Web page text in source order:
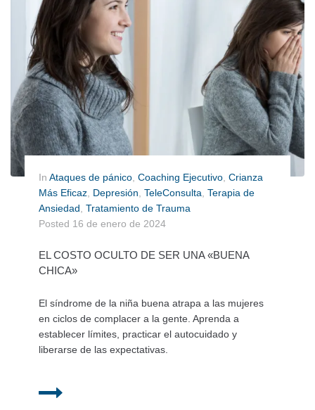
In Ataques de pánico Coaching Ejecutivo Crianza
Más Eficaz Depresión TeleConsulta Terapia de
Ansiedad Tratamiento de Trauma
Posted 16 de enero de 2024
EL COSTO OCULTO DE SER UNA «BUENA
CHICA»
El síndrome de la niña buena atrapa a las mujeres
en ciclos de complacer a la gente. Aprenda a
establecer límites, practicar el autocuidado y
liberarse de las expectativas.